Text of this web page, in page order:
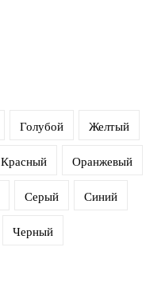
Голубой Желтый
Красный Оранжевый
Серый Синий
Черный